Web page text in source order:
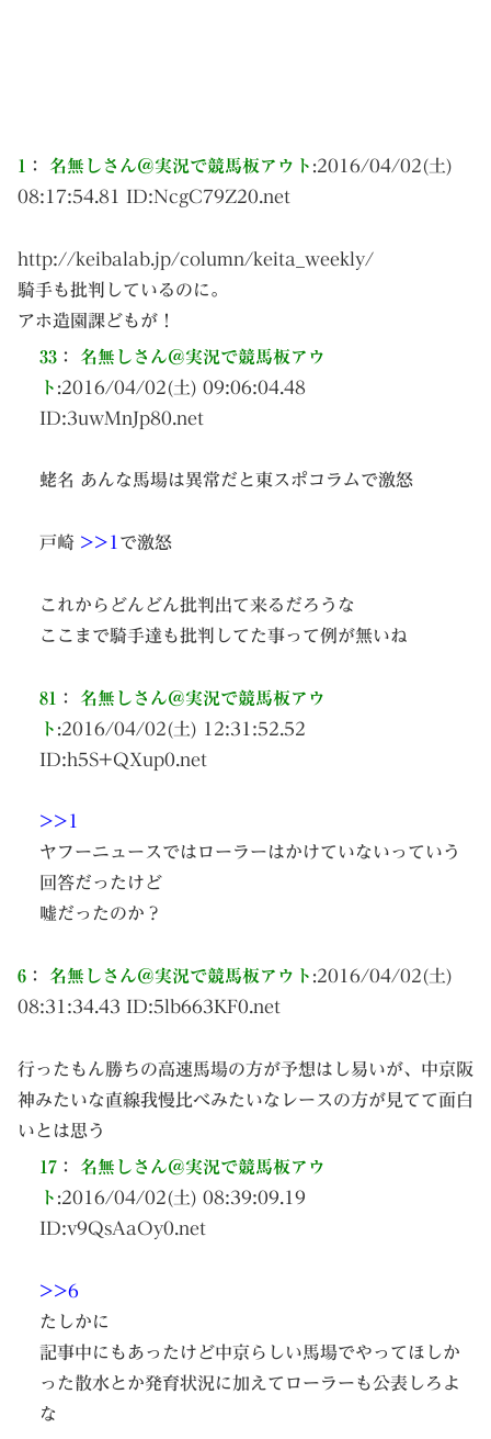
1 ： 名無しさん＠実況で競馬板アウト :2016/04/02(土)
08:17:54.81 ID:NcgC79Z20.net
http://keibalab.jp/column/keita_weekly/
騎手も批判しているのに。
アホ造園課どもが！
33 ： 名無しさん＠実況で競馬板アウ
ト :2016/04/02(土) 09:06:04.48
ID:3uwMnJp80.net
蛯名 あんな馬場は異常だと東スポコラムで激怒
戸崎 >>1 で激怒
これからどんどん批判出て来るだろうな
ここまで騎手達も批判してた事って例が無いね
81 ： 名無しさん＠実況で競馬板アウ
ト :2016/04/02(土) 12:31:52.52
ID: h5S+QXup0.net
>>1
ヤフーニュースではローラーはかけていないっていう
回答だったけど
嘘だったのか？
6 ： 名無しさん＠実況で競馬板アウト :2016/04/02(土)
08:31:34.43 ID:5lb663KF0.net
行ったもん勝ちの高速馬場の方が予想はし易いが、中京阪
神みたいな直線我慢比べみたいなレースの方が見てて面白
いとは思う
17 ： 名無しさん＠実況で競馬板アウ
ト :2016/04/02(土) 08:39:09.19
ID:v9QsAaOy0.net
>>6
たしかに
記事中にもあったけど中京らしい馬場でやってほしか
った散水とか発育状況に加えてローラーも公表しろよ
な